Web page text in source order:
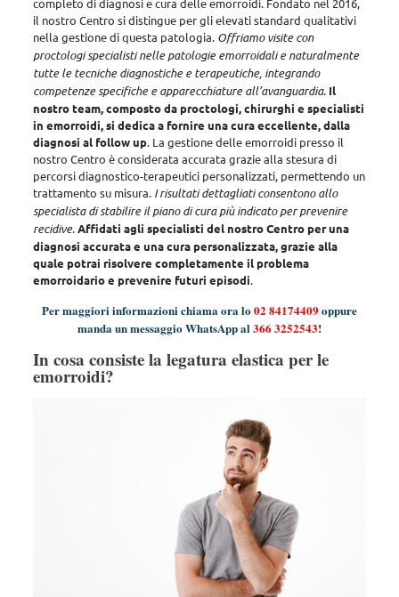
il nostro Centro si distingue per gli elevati standard qualitativi
nella gestione di questa patologia. Offriamo visite con
proctologi specialisti nelle patologie emorroidali e naturalmente
tutte le tecniche diagnostiche e terapeutiche, integrando
competenze specifiche e apparecchiature all’avanguardia. Il
nostro team, composto da proctologi, chirurghi e specialisti
in emorroidi, si dedica a fornire una cura eccellente, dalla
diagnosi al follow up. La gestione delle emorroidi presso il
nostro Centro è considerata accurata grazie alla stesura di
percorsi diagnostico-terapeutici personalizzati, permettendo un
trattamento su misura. I risultati dettagliati consentono allo
specialista di stabilire il piano di cura più indicato per prevenire
recidive.Affidati agli specialisti del nostro Centro per una
diagnosi accurata e una cura personalizzata, grazie alla
quale potrai risolvere completamente il problema
emorroidario e prevenire futuri episodi.
Per maggiori informazioni chiama ora lo02 84174409oppure
manda un messaggio WhatsApp al 366 3252543!
In cosa consiste la legatura elastica per le
emorroidi?